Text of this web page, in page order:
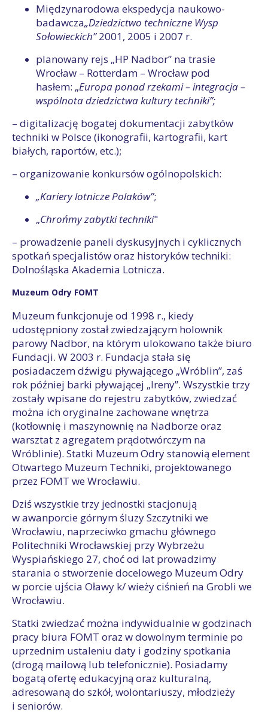
Międzynarodowa ekspedycja naukowo-
badawcza„Dziedzictwo techniczne Wysp
Sołowieckich”2001, 2005 i 2007 r.
planowany rejs „HP Nadbor” na trasie
Wrocław – Rotterdam – Wrocław pod
hasłem: „Europa ponad rzekami – integracja –
wspólnota dziedzictwa kultury techniki”;
– digitalizację bogatej dokumentacji zabytków
techniki w Polsce (ikonografii, kartografii, kart
białych, raportów, etc.);
– organizowanie konkursów ogólnopolskich:
„Kariery lotnicze Polaków”;
„Chrońmy zabytki techniki"
– prowadzenie paneli dyskusyjnych i cyklicznych
spotkań specjalistów oraz historyków techniki:
Dolnośląska Akademia Lotnicza.
Muzeum Odry FOMT
Muzeum funkcjonuje od 1998 r., kiedy
udostępniony został zwiedzającym holownik
parowy Nadbor, na którym ulokowano także biuro
Fundacji. W 2003 r. Fundacja stała się
posiadaczem dźwigu pływającego „Wróblin”, zaś
rok później barki pływającej „Ireny”. Wszystkie trzy
zostały wpisane do rejestru zabytków, zwiedzać
można ich oryginalne zachowane wnętrza
(kotłownię i maszynownię na Nadborze oraz
warsztat z agregatem prądotwórczym na
Wróblinie). Statki Muzeum Odry stanowią element
Otwartego Muzeum Techniki, projektowanego
przez FOMT we Wrocławiu.
Dziś wszystkie trzy jednostki stacjonują
w awanporcie górnym śluzy Szczytniki we
Wrocławiu, naprzeciwko gmachu głównego
Politechniki Wrocławskiej przy Wybrzeżu
Wyspiańskiego 27, choć od lat prowadzimy
starania o stworzenie docelowego Muzeum Odry
w porcie ujścia Oławy k/ wieży ciśnień na Grobli we
Wrocławiu.
Statki zwiedzać można indywidualnie w godzinach
pracy biura FOMT oraz w dowolnym terminie po
uprzednim ustaleniu daty i godziny spotkania
(drogą mailową lub telefonicznie). Posiadamy
bogatą ofertę edukacyjną oraz kulturalną,
adresowaną do szkół, wolontariuszy, młodzieży
i seniorów.